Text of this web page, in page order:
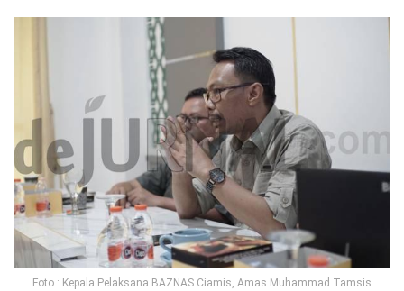
Foto : Kepala Pelaksana BAZNAS Ciamis, Amas Muhammad Tamsis